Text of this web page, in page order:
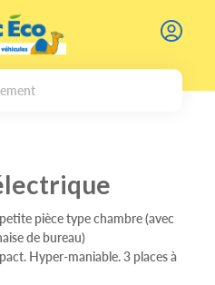
pièce type chambre (avec
de bureau)
Hyper-maniable. 3 places à